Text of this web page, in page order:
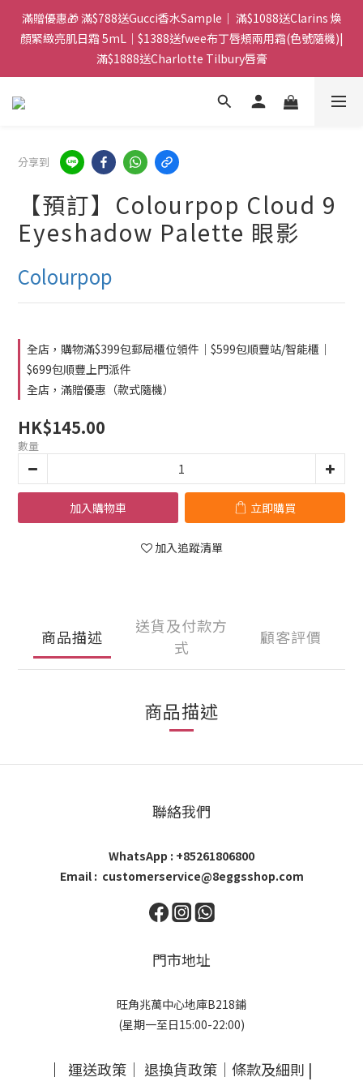
門市：旺角兆萬中心地庫B218 ｜ 所有訂單可旺角門市取貨｜全店
滿$399包郵局取件｜$599包順豐站/站智能櫃｜$699包順豐上門派
件
滿贈優惠🎁 滿$788送Gucci香水Sample｜ 滿$1088送Clarins 煥
顏緊緻亮肌日霜 5mL｜$1388送fwee布丁唇頰兩用霜(色號隨機)|
滿$1888送Charlotte Tilbury唇膏
門市：旺角兆萬中心地庫B218 ｜ 所有訂單可旺角門市取貨｜全店
分享到
【預訂】Colourpop Cloud 9
Eyeshadow Palette 眼影
Colourpop
全店，購物滿$399包郵局櫃位領件｜$599包順豐站/智能櫃｜
$699包順豐上門派件
全店，滿贈優惠（款式隨機）
HK$145.00
數量
加入購物車 立即購買
加入追蹤清單
商品描述
送貨及付款方
式
顧客評價
商品描述
聯絡我們
WhatsApp : +85261806800
Email : customerservice@8eggsshop.com
門市地址
旺角兆萬中心地庫B218鋪
(星期一至日15:00-22:00)
｜ 運送政策 ｜ 退換貨政策 ｜ 條款及細則 |